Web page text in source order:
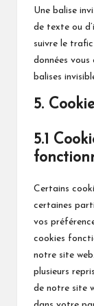
Une balise
de texte ou
suivre le
données
balises
5.
5.1
Certains
certaines
vos
cookies
notre site
plusieurs
de notre site